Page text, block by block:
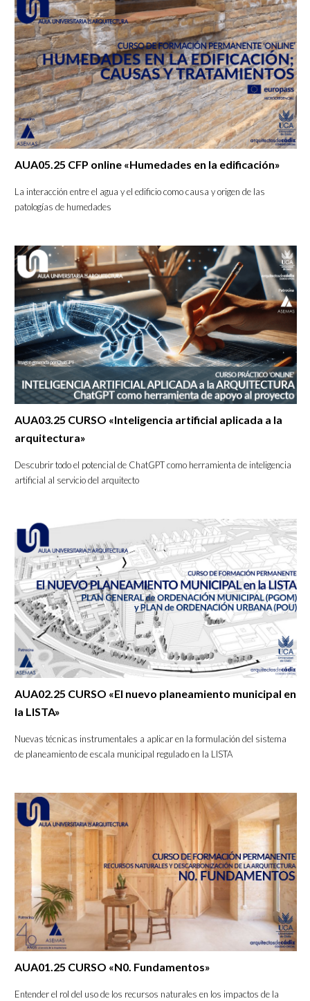
AUA05.25 CFP online «Humedades en la edificación»
La interacción entre el agua y el edificio como causa y origen de las
patologías de humedades
AUA03.25 CURSO «Inteligencia artificial aplicada a la
arquitectura»
Descubrir todo el potencial de ChatGPT como herramienta de inteligencia
artificial al servicio del arquitecto
AUA02.25 CURSO «El nuevo planeamiento municipal en
la LISTA»
Nuevas técnicas instrumentales a aplicar en la formulación del sistema
de planeamiento de escala municipal regulado en la LISTA
AUA01.25 CURSO «N0. Fundamentos»
Entender el rol del uso de los recursos naturales en los impactos de la